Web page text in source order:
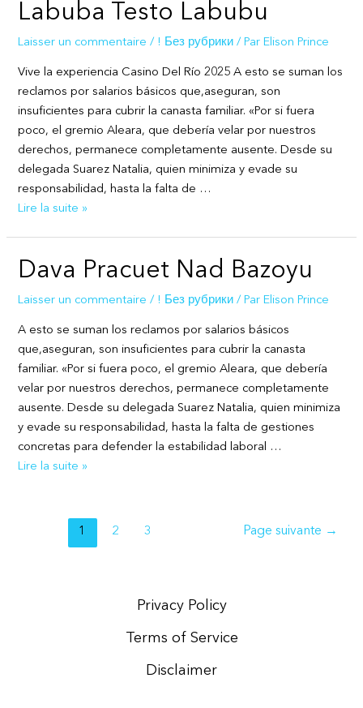
the
World
Labuba Testo Labubu
Laisser un commentaire / ! Без рубрики / ParElison Prince
Vive la experiencia Casino Del Río 2025 A esto se suman los
reclamos por salarios básicos que,aseguran, son
insuficientes para cubrir la canasta familiar. «Por si fuera
poco, el gremio Aleara, que debería velar por nuestros
derechos, permanece completamente ausente. Desde su
delegada Suarez Natalia, quien minimiza y evade su
responsabilidad, hasta la falta de …
Labuba
Lire la suite »
Dava Pracuet Nad Bazoyu
Laisser un commentaire / ! Без рубрики / ParElison Prince
A esto se suman los reclamos por salarios básicos
que,aseguran, son insuficientes para cubrir la canasta
familiar. «Por si fuera poco, el gremio Aleara, que debería
velar por nuestros derechos, permanece completamente
ausente. Desde su delegada Suarez Natalia, quien minimiza
y evade su responsabilidad, hasta la falta de gestiones
concretas para defender la estabilidad laboral …
Dava
Lire la suite »
1 2 3 Page suivante →
Privacy Policy
Terms of Service
Disclaimer